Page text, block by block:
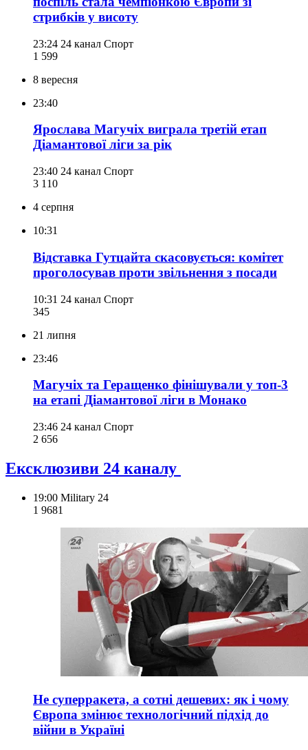
стрибків у висоту
23:24 24 канал Спорт
1 599
8 вересня
23:40
Ярослава Магучіх виграла третій етап
Діамантової ліги за рік
23:40 24 канал Спорт
3 110
4 серпня
10:31
Відставка Гутцайта скасовується: комітет
проголосував проти звільнення з посади
10:31 24 канал Спорт
345
21 липня
23:46
Магучіх та Геращенко фінішували у топ-3
на етапі Діамантової ліги в Монако
23:46 24 канал Спорт
2 656
Ексклюзиви 24 каналу
19:00 Military 24
1 9681
Не суперракета, а сотні дешевих: як і чому
Європа змінює технологічний підхід до
війни в Україні